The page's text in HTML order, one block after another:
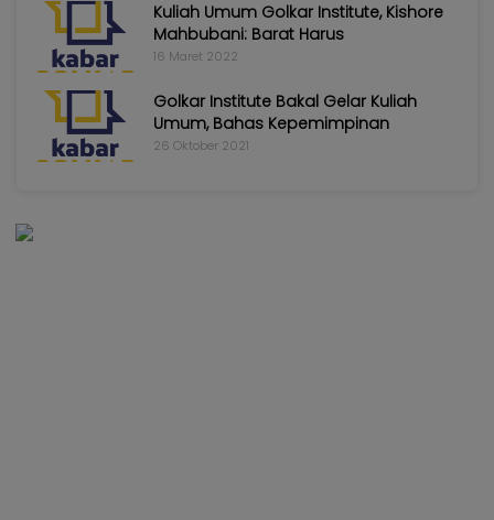
Kuliah Umum Golkar Institute, Kishore
Mahbubani: Barat Harus
16 Maret 2022
Golkar Institute Bakal Gelar Kuliah
Umum, Bahas Kepemimpinan
26 Oktober 2021